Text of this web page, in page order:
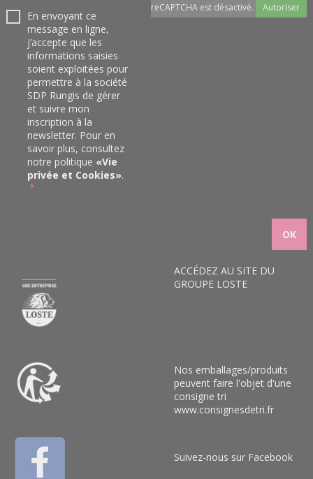
En envoyant ce
message en ligne,
j’accepte que les
informations saisies
soient exploitées pour
permettre à la société
SDP Rungis de gérer
et suivre mon
inscription à la
newsletter. Pour en
savoir plus, consultez
notre politique «Vie
privée et Cookies».
reCAPTCHA est désactivé. Autoriser
ACCÉDEZ AU SITE DU
GROUPE LOSTE
Nos emballages/produits
peuvent faire l'objet d'une
consigne tri
www.consignesdetri.fr
Suivez-nous sur Facebook